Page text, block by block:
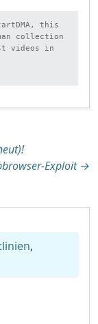
this
collection
videos in
Exploit →
,